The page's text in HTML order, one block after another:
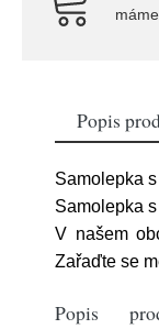
Popis
Samolepka
Samolepka
V našem
Zařaďte se
Popis